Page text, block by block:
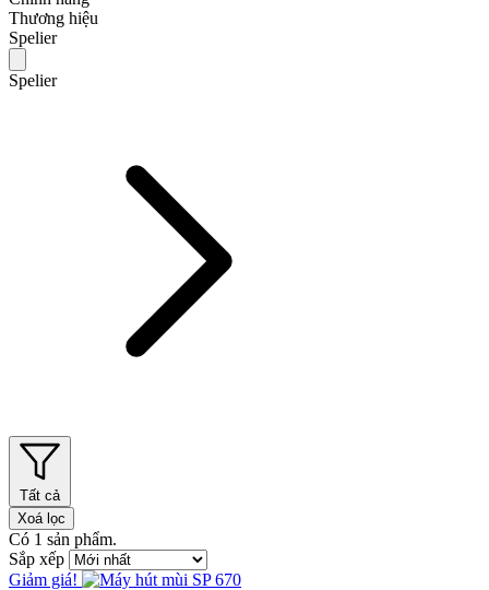
Thương hiệu
Spelier
Spelier
Tất cả
Xoá lọc
Có 1 sản phẩm.
Sắp xếp
Giảm giá!